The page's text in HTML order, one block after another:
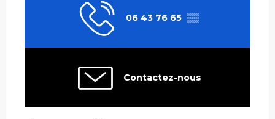
06 43 76 65 ▒▒
Contactez-nous